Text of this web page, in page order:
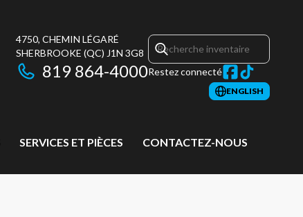
4750, CHEMIN LÉGARÉ
SHERBROOKE (QC) J1N 3G8
819 864-4000Restez connecté
ENGLISH
SERVICES ET PIÈCES CONTACTEZ-NOUS